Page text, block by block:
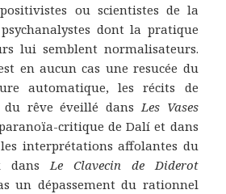
ou scientistes de la
dont la pratique
lui semblent normalisateurs.
en aucun cas une resucée du
automatique, les récits de
rêve éveillé dans Les Vases
critique de Dalí et dans
interprétations affolantes du
dans Le Clavecin de Diderot
un dépassement du rationnel